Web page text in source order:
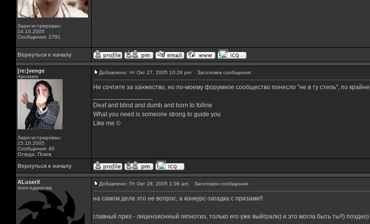
Зарегистрирован:
14.10.2005
Сообщения: 2791
Вернуться к началу
[re:]venge
Apostate
Зарегистрирован:
15.10.2005
Сообщения: 40
Откуда: Псков
Добавлено: Чт Окт 27, 2005 10:28 pm Заголовок сообщения:
Не сочтите за ханжество, но по-моему форумное сообщество понесло "не в ту степь", по
Deaf and blind and dumb and born to follow
What you need is someone strong to guide you
Like me ©
Вернуться к началу
ALuserX
псих-одиночка
Добавлено: Пт Окт 28, 2005 1:06 am Заголовок сообщения:
на самом деле это не вопрос, а конкурс-загадка с призами!!
главный приз - лицензионный гипнотиз, только его уже выйграли) и это могла быть ты!!) поздно)